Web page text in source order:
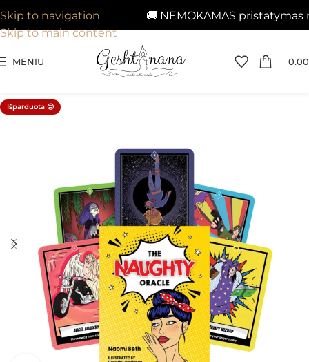
🚚 NEMOKAMAS pristatymas
Skip to navigation
Skip to main content
MENIU 0.00
Išparduota 😔